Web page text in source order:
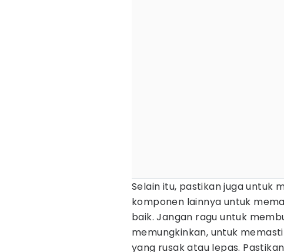
Selain itu, pastikan juga untuk
komponen lainnya untuk
baik. Jangan ragu untuk
memungkinkan, untuk
yang rusak atau lepas.